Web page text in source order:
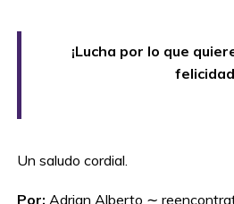
¡Lucha por lo que
Un saludo cordial.
Por: Adrian Alberto ∼